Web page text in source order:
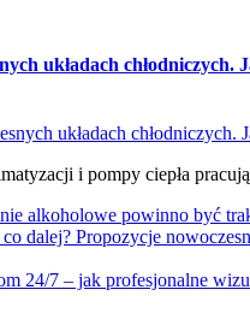
układach
i pompy ciepła
alkoholowe powinno być
dalej? Propozycje
24/7 – jak profesjonalne